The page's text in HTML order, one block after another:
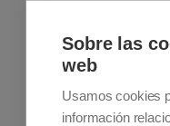
Sobre las
web
Usamos cookies
información